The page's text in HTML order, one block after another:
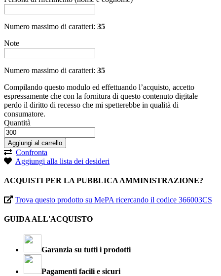
Numero massimo di caratteri: 35
Note
Numero massimo di caratteri: 35
Compilando questo modulo ed effettuando l’acquisto, accetto
espressamente che con la fornitura di questo contenuto digitale
perdo il diritto di recesso che mi spetterebbe in qualità di
consumatore.
Quantità
Aggiungi al carrello
Confronta
Aggiungi alla lista dei desideri
ACQUISTI PER LA PUBBLICA AMMINISTRAZIONE?
Trova questo prodotto su MePA ricercando il codice 366003CS
GUIDA ALL'ACQUISTO
Garanzia su tutti i prodotti
Pagamenti facili e sicuri